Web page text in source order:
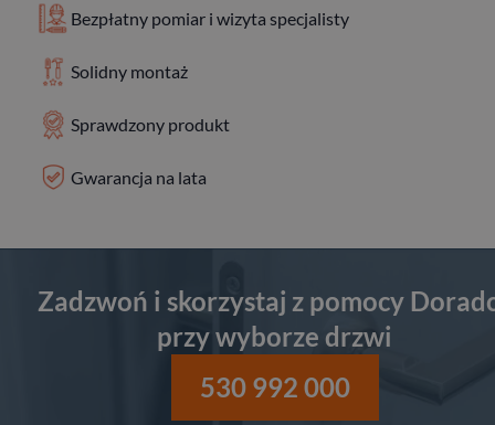
Bezpłatny pomiar i wizyta specjalisty
Solidny montaż
Sprawdzony produkt
Gwarancja na lata
Zadzwoń i skorzystaj z pomocy
przy wyborze drzwi
530 992 000